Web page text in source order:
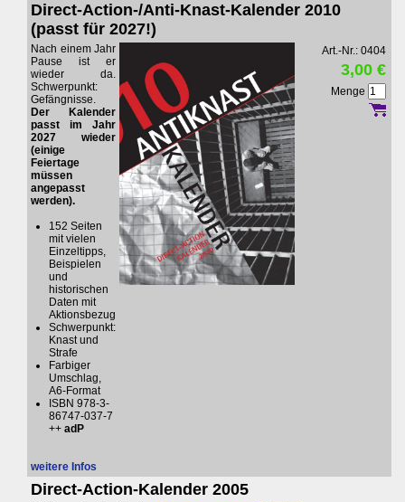
Direct-Action-/Anti-Knast-Kalender 2010
(passt für 2027!)
Nach einem Jahr
Pause ist er
wieder da.
Schwerpunkt:
Gefängnisse.
Der Kalender
passt im Jahr
2027 wieder
(einige
Feiertage
müssen
angepasst
werden).
152 Seiten
mit vielen
Einzeltipps,
Beispielen
und
historischen
Daten mit
Aktionsbezug
Schwerpunkt:
Knast und
Strafe
Farbiger
Umschlag,
A6-Format
ISBN 978-3-
86747-037-7
++ adP
weitere Infos
Art.-Nr.: 0404
3,00 €
Menge
Direct-Action-Kalender 2005